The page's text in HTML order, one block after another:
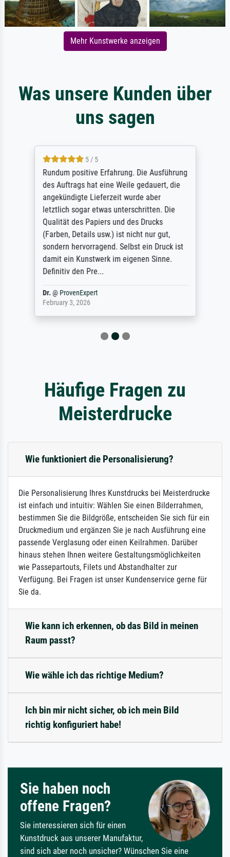
Mehr Kunstwerke anzeigen
Was unsere Kunden über
uns sagen
5 / 5
Rundum positive Erfahrung. Die Ausführung
des Auftrags hat eine Weile gedauert, die
angekündigte Lieferzeit wurde aber
letztlich sogar etwas unterschritten. Die
Qualität des Papiers und des Drucks
(Farben, Details usw.) ist nicht nur gut,
sondern hervorragend. Selbst ein Druck ist
damit ein Kunstwerk im eigenen Sinne.
Definitiv den Pre...
Dr.@ ProvenExpert
February 3, 2026
Häufige Fragen zu
Meisterdrucke
Wie funktioniert die Personalisierung?
Die Personalisierung Ihres Kunstdrucks bei Meisterdrucke
ist einfach und intuitiv: Wählen Sie einen Bilderrahmen,
bestimmen Sie die Bildgröße, entscheiden Sie sich für ein
Druckmedium und ergänzen Sie je nach Ausführung eine
passende Verglasung oder einen Keilrahmen. Darüber
hinaus stehen Ihnen weitere Gestaltungsmöglichkeiten
wie Passepartouts, Filets und Abstandhalter zur
Verfügung. Bei Fragen ist unser Kundenservice gerne für
Sie da.
Wie kann ich erkennen, ob das Bild in meinen
Raum passt?
Wie wähle ich das richtige Medium?
Ich bin mir nicht sicher, ob ich mein Bild
richtig konfiguriert habe!
Sie haben noch
offene Fragen?
Sie interessieren sich für einen
Kunstdruck aus unserer Manufaktur,
sind sich aber noch unsicher? Wünschen Sie eine